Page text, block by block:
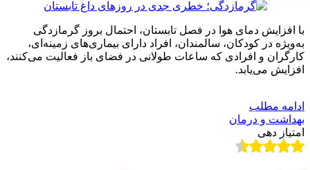
با افزایش دمای هوا در فصل تابستان، احتمال بروز گرمازدگی
به‌ویژه در کودکان، سالمندان، افراد دارای بیماری‌های زمینه‌ای،
کارگران و افرادی که ساعات طولانی در فضای باز فعالیت می‌کنند،
افزایش می‌یابد.
ادامه مطلب
بهداشت و درمان
امتیاز دهی